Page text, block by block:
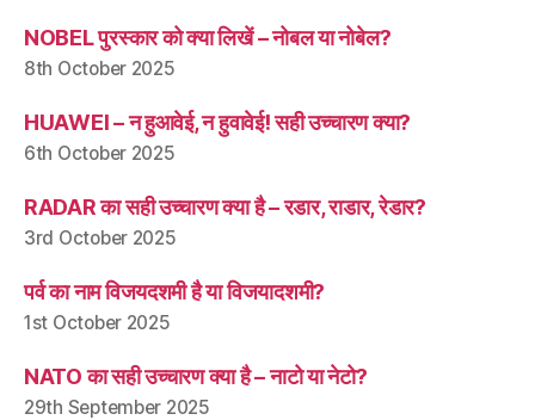
NOBEL पुरस्कार को क्या लिखें – नोबल या नोबेल?
8th October 2025
HUAWEI – न हुआवेई, न हुवावेई! सही उच्चारण क्या?
6th October 2025
RADAR का सही उच्चारण क्या है – रडार, राडार, रेडार?
3rd October 2025
पर्व का नाम विजयदशमी है या विजयादशमी?
1st October 2025
NATO का सही उच्चारण क्या है – नाटो या नेटो?
29th September 2025